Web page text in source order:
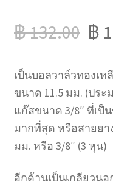
฿132.00 ฿
เป็นบอลวาล์วทองเ
ขนาด 11.5 มม. (ปร
แก๊สขนาด 3/8″ ที่เ
มากที่สุด หรือสายยา
มม. หรือ 3/8″ (3 หุน)
อีกด้านเป็นเกลียวนอ